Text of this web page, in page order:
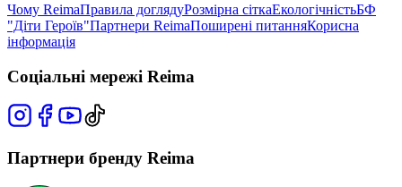
Чому ReimaПравила доглядуРозмірна сіткаЕкологічністьБФ
"Діти Героїв"Партнери ReimaПоширені питанняКорисна
інформація
Соціальні мережі Reima
Партнери бренду Reima